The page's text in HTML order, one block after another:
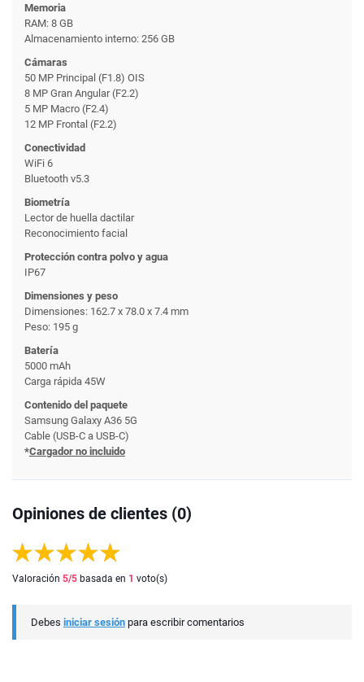
Memoria
RAM: 8 GB
Almacenamiento interno: 256 GB
Cámaras
50 MP Principal (F1.8) OIS
8 MP Gran Angular (F2.2)
5 MP Macro (F2.4)
12 MP Frontal (F2.2)
Conectividad
WiFi 6
Bluetooth v5.3
Biometría
Lector de huella dactilar
Reconocimiento facial
Protección contra polvo y agua
IP67
Dimensiones y peso
Dimensiones: 162.7 x 78.0 x 7.4 mm
Peso: 195 g
Batería
5000 mAh
Carga rápida 45W
Contenido del paquete
Samsung Galaxy A36 5G
Cable (USB-C a USB-C)
*Cargador no incluido
Opiniones de clientes (0)
Valoración 5/5 basada en 1 voto(s)
Debes iniciar sesión para escribir comentarios